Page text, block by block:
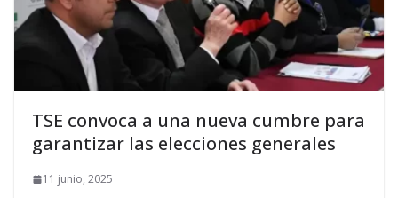
TSE convoca a una nueva cumbre para
garantizar las elecciones generales
11 junio, 2025